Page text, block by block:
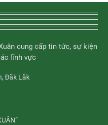
cung cấp tin tức, sự kiện
lĩnh vực
Đắk Lắk